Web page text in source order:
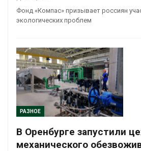
Фонд «Компас» призывает россиян
экологических проблем
РАЗНОЕ
В Оренбурге запустили
механического